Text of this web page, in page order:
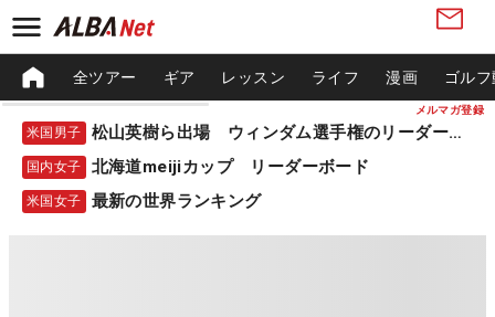
メルマガ登録
全ツアー ギア レッスン ライフ 漫画 ゴル
米国男子 松山英樹ら出場 ウィンダム選手権のリーダーボード
国内女子 北海道meijiカップ リーダーボード
米国女子 最新の世界ランキング